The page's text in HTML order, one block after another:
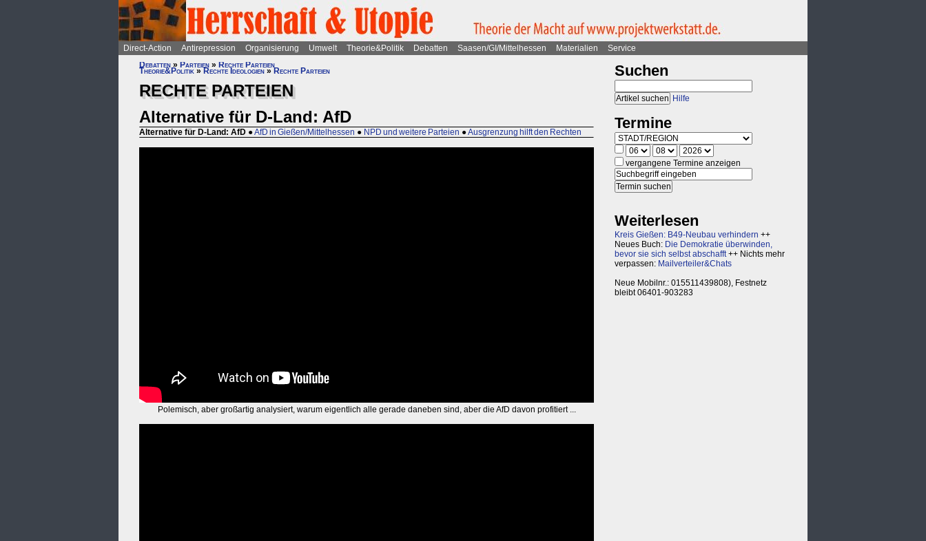
Direct-Action Antirepression Organisierung Umwelt Theorie&Politik Debatten Saasen/GI/Mittelhessen Materialien
Service
Debatten » Parteien » Rechte Parteien
Theorie&Politik » Rechte Ideologien » Rechte Parteien
RECHTE PARTEIEN
Alternative für D-Land: AfD
Alternative für D-Land: AfD ●AfD in Gießen/Mittelhessen ● NPD und weitere Parteien ●Ausgrenzung hilft den Rechten
Polemisch, aber großartig analysiert, warum eigentlich alle gerade daneben sind, aber die AfD davon profitiert ...
Suchen
Hilfe
Termine
vergangene Termine anzeigen
Weiterlesen
Kreis Gießen: B49-Neubau verhindern ++
Neues Buch: Die Demokratie überwinden,
bevor sie sich selbst abschafft++ Nichts mehr
verpassen: Mailverteiler&Chats
Neue Mobilnr.: 015511439808), Festnetz
bleibt 06401-903283